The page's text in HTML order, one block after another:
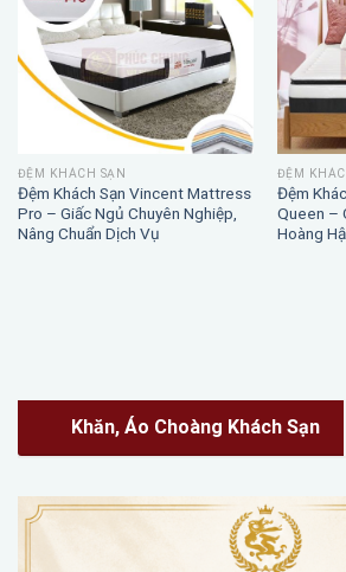
ĐỆM KHÁCH SẠN
Đệm Khách Sạn Vincent Mattress
Pro – Giấc Ngủ Chuyên Nghiệp,
Nâng Chuẩn Dịch Vụ
ĐỆM
Đệm
Queen –
Hoàng
Khăn, Áo Choàng Khách Sạn